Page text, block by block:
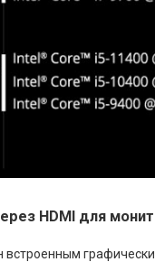
HDMI для
встроенным